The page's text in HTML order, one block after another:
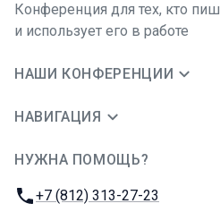
Конференция для тех, кто
и использует его в работе
НАШИ КОНФЕРЕНЦИИ
НАВИГАЦИЯ
НУЖНА ПОМОЩЬ?
Телефон:
+7 (812) 313-27-23